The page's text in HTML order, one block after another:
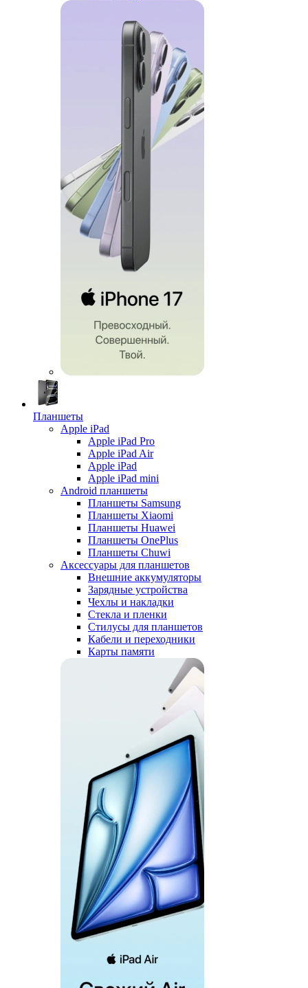
Планшеты
Apple iPad
Apple iPad Pro
Apple iPad Air
Apple iPad
Apple iPad mini
Android планшеты
Планшеты Samsung
Планшеты Xiaomi
Планшеты Huawei
Планшеты OnePlus
Планшеты Chuwi
Аксессуары для планшетов
Внешние аккумуляторы
Зарядные устройства
Чехлы и накладки
Стекла и пленки
Стилусы для планшетов
Кабели и переходники
Карты памяти